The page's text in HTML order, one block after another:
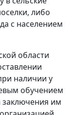
либо
с населением
области
наличии у
обучением
заключения им